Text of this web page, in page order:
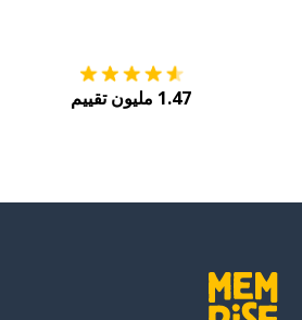
1.47 مليون تقييم